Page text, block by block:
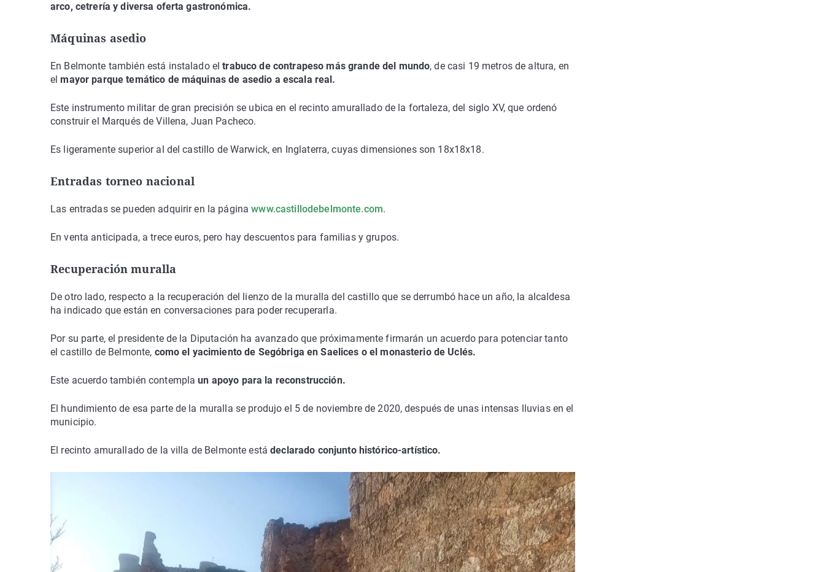
arco, cetrería y diversa oferta gastronómica.
Máquinas asedio
En Belmonte también está instalado eltrabuco de contrapeso más grande del mundo, de casi 19 metros de altura, en
el mayor parque temático de máquinas de asedio a escala real.
Este instrumento militar de gran precisión se ubica en el recinto amurallado de la fortaleza, del siglo XV, que ordenó
construir el Marqués de Villena, Juan Pacheco.
Es ligeramente superior al del castillo de Warwick, en Inglaterra, cuyas dimensiones son 18x18x18.
Entradas torneo nacional
Las entradas se pueden adquirir en la páginawww.castillodebelmonte.com.
En venta anticipada, a trece euros, pero hay descuentos para familias y grupos.
Recuperación muralla
De otro lado, respecto a la recuperación del lienzo de la muralla del castillo que se derrumbó hace un año, la alcaldesa
ha indicado que están en conversaciones para poder recuperarla.
Por su parte, el presidente de la Diputación ha avanzado que próximamente firmarán un acuerdo para potenciar tanto
el castillo de Belmonte, como el yacimiento de Segóbriga en Saelices o el monasterio de Uclés.
Este acuerdo también contemplaun apoyo para la reconstrucción.
El hundimiento de esa parte de la muralla se produjo el 5 de noviembre de 2020, después de unas intensas lluvias en el
municipio.
El recinto amurallado de la villa de Belmonte está declarado conjunto histórico-artístico.